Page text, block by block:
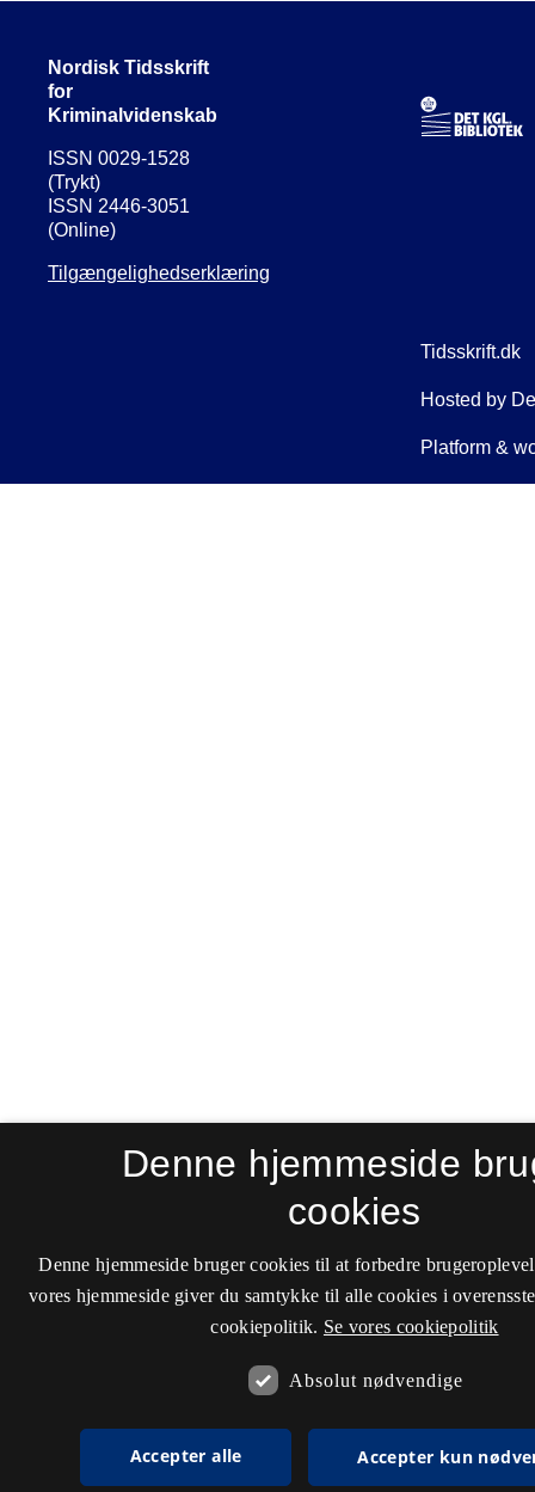
Nordisk Tidsskrift
for
Kriminalvidenskab
ISSN 0029-1528
(Trykt)
ISSN 2446-3051
(Online)
Tilgængelighedserklæring
Denne hjemmeside
cookies
Denne hjemmeside bruger cookies til at forbedre
vores hjemmeside giver du samtykke til alle cookies i
cookiepolitik. Se vores cookiepolitik
Absolut nødvendige
Accepter alle Accepter kun